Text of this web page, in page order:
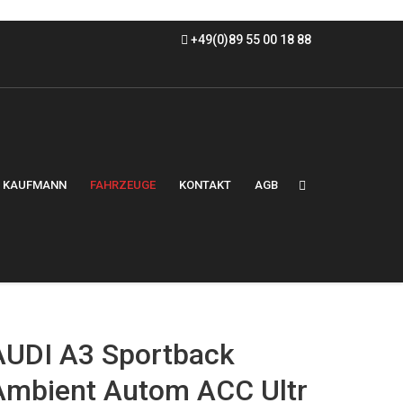
+49(0)89 55 00 18 88
KAUFMANN FAHRZEUGE KONTAKT AGB
A3 Sportback
Autom ACC Ultr